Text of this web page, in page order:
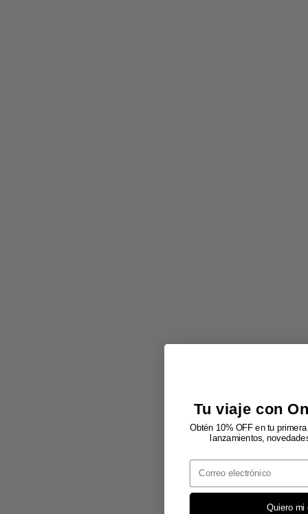
Tu viaje con
Obtén 10% OFF en tu
lanzamientos,
Email
Quiero mi